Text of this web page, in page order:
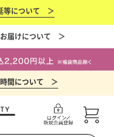
等について ＞
お届けについて ＞
時間について ＞